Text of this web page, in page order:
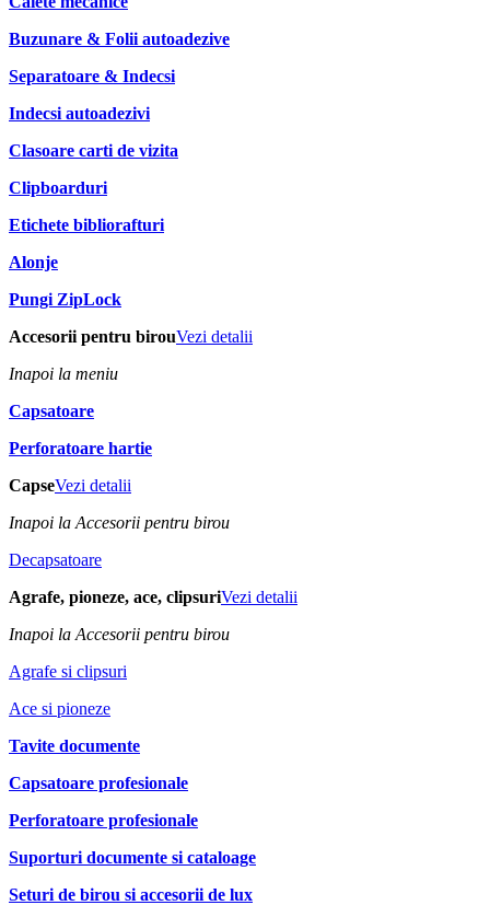
Buzunare & Folii autoadezive
Separatoare & Indecsi
Indecsi autoadezivi
Clasoare carti de vizita
Clipboarduri
Etichete bibliorafturi
Alonje
Pungi ZipLock
Accesorii pentru birouVezi detalii
Inapoi la meniu
Capsatoare
Perforatoare hartie
CapseVezi detalii
Inapoi la Accesorii pentru birou
Decapsatoare
Agrafe, pioneze, ace, clipsuriVezi detalii
Inapoi la Accesorii pentru birou
Agrafe si clipsuri
Ace si pioneze
Tavite documente
Capsatoare profesionale
Perforatoare profesionale
Suporturi documente si cataloage
Seturi de birou si accesorii de lux